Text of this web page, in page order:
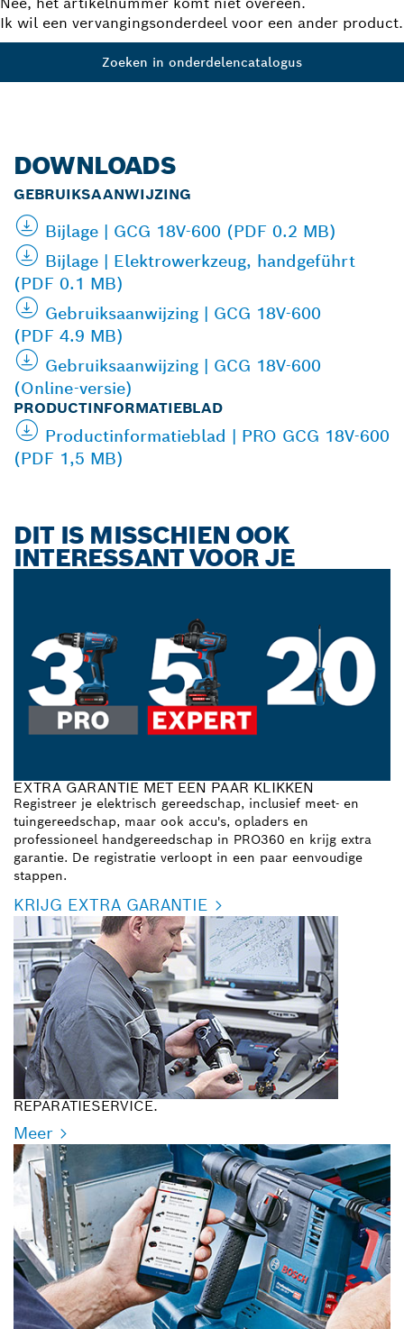
Ik wil een vervangingsonderdeel voor een ander product.
Zoeken in onderdelencatalogus
DOWNLOADS
GEBRUIKSAANWIJZING
Bijlage | GCG 18V-600 (PDF 0.2 MB)
Bijlage | Elektrowerkzeug, handgeführt
(PDF 0.1 MB)
Gebruiksaanwijzing | GCG 18V-600
(PDF 4.9 MB)
Gebruiksaanwijzing | GCG 18V-600
(Online-versie)
PRODUCTINFORMATIEBLAD
Productinformatieblad | PRO GCG 18V-600
(PDF 1,5 MB)
DIT IS MISSCHIEN OOK
INTERESSANT VOOR JE
EXTRA GARANTIE MET EEN PAAR KLIKKEN
Registreer je elektrisch gereedschap, inclusief meet- en
tuingereedschap, maar ook accu's, opladers en
professioneel handgereedschap in PRO360 en krijg extra
garantie. De registratie verloopt in een paar eenvoudige
stappen.
KRIJG EXTRA GARANTIE
REPARATIESERVICE.
Meer